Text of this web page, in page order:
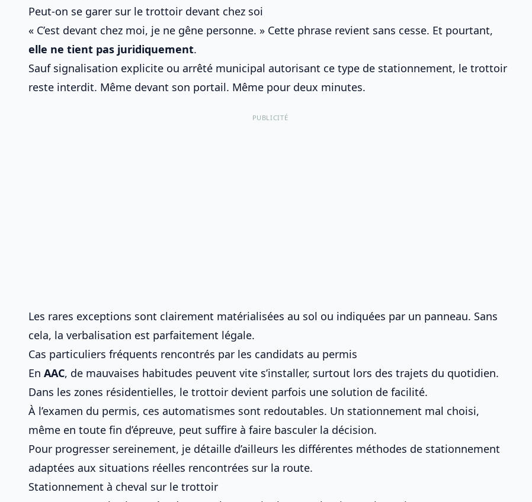
Peut-on se garer sur le trottoir devant chez soi
« C’est devant chez moi, je ne gêne personne. » Cette phrase revient sans cesse. Et pourtant,
elle ne tient pas juridiquement.
Sauf signalisation explicite ou arrêté municipal autorisant ce type de stationnement, le trottoir
reste interdit. Même devant son portail. Même pour deux minutes.
PUBLICITÉ
Les rares exceptions sont clairement matérialisées au sol ou indiquées par un panneau. Sans
cela, la verbalisation est parfaitement légale.
Cas particuliers fréquents rencontrés par les candidats au permis
En AAC, de mauvaises habitudes peuvent vite s’installer, surtout lors des trajets du quotidien.
Dans les zones résidentielles, le trottoir devient parfois une solution de facilité.
À l’examen du permis, ces automatismes sont redoutables. Un stationnement mal choisi,
même en toute fin d’épreuve, peut suffire à faire basculer la décision.
Pour progresser sereinement, je détaille d’ailleurs les différentes méthodes de stationnement
adaptées aux situations réelles rencontrées sur la route.
Stationnement à cheval sur le trottoir